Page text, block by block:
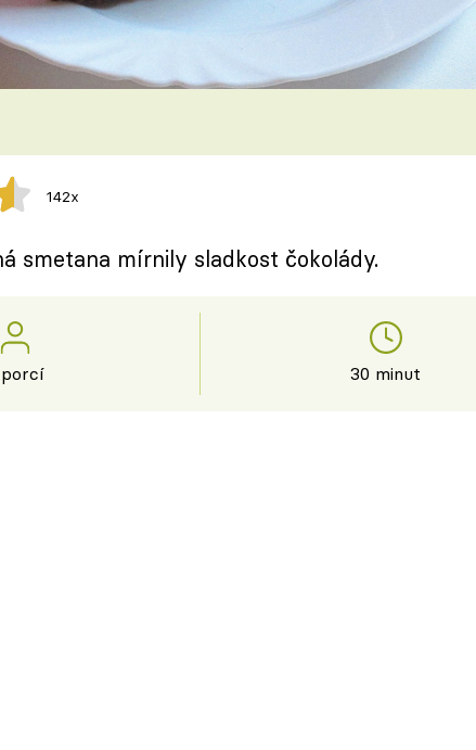
142x
smetana mírnily sladkost čokolády.
30 minut